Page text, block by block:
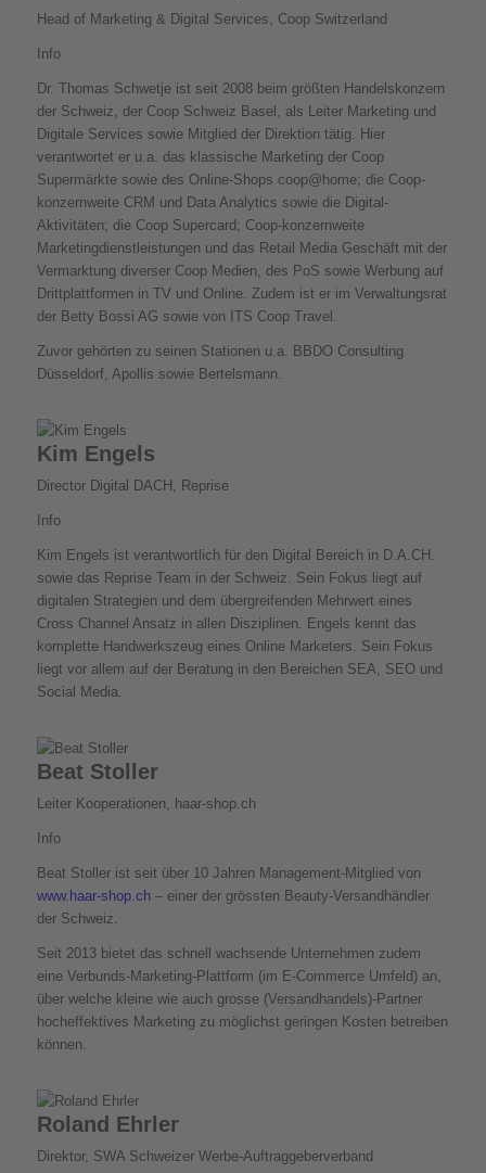
Head of Marketing & Digital Services, Coop Switzerland
Info
Dr. Thomas Schwetje ist seit 2008 beim größten Handelskonzern
der Schweiz, der Coop Schweiz Basel, als Leiter Marketing und
Digitale Services sowie Mitglied der Direktion tätig. Hier
verantwortet er u.a. das klassische Marketing der Coop
Supermärkte sowie des Online-Shops coop@home; die Coop-
konzernweite CRM und Data Analytics sowie die Digital-
Aktivitäten; die Coop Supercard; Coop-konzernweite
Marketingdienstleistungen und das Retail Media Geschäft mit der
Vermarktung diverser Coop Medien, des PoS sowie Werbung auf
Drittplattformen in TV und Online. Zudem ist er im Verwaltungsrat
der Betty Bossi AG sowie von ITS Coop Travel.
Zuvor gehörten zu seinen Stationen u.a. BBDO Consulting
Düsseldorf, Apollis sowie Bertelsmann.
Kim Engels
Director Digital DACH, Reprise
Info
Kim Engels ist verantwortlich für den Digital Bereich in D.A.CH.
sowie das Reprise Team in der Schweiz. Sein Fokus liegt auf
digitalen Strategien und dem übergreifenden Mehrwert eines
Cross Channel Ansatz in allen Disziplinen. Engels kennt das
komplette Handwerkszeug eines Online Marketers. Sein Fokus
liegt vor allem auf der Beratung in den Bereichen SEA, SEO und
Social Media.
Beat Stoller
Leiter Kooperationen, haar-shop.ch
Info
Beat Stoller ist seit über 10 Jahren Management-Mitglied von
www.haar-shop.ch– einer der grössten Beauty-Versandhändler
der Schweiz.
Seit 2013 bietet das schnell wachsende Unternehmen zudem
eine Verbunds-Marketing-Plattform (im E-Commerce Umfeld) an,
über welche kleine wie auch grosse (Versandhandels)-Partner
hocheffektives Marketing zu möglichst geringen Kosten betreiben
können.
Roland Ehrler
Direktor, SWA Schweizer Werbe-Auftraggeberverband